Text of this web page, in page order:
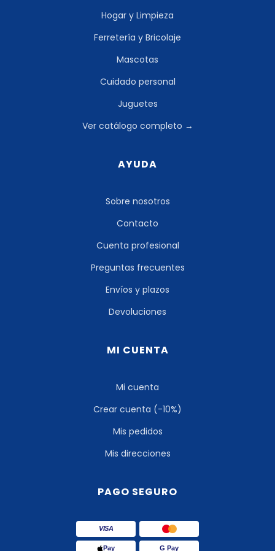
Hogar y Limpieza
Ferretería y Bricolaje
Mascotas
Cuidado personal
Juguetes
Ver catálogo completo →
AYUDA
Sobre nosotros
Contacto
Cuenta profesional
Preguntas frecuentes
Envíos y plazos
Devoluciones
MI CUENTA
Mi cuenta
Crear cuenta (-10%)
Mis pedidos
Mis direcciones
PAGO SEGURO
VISA
Pay G Pay